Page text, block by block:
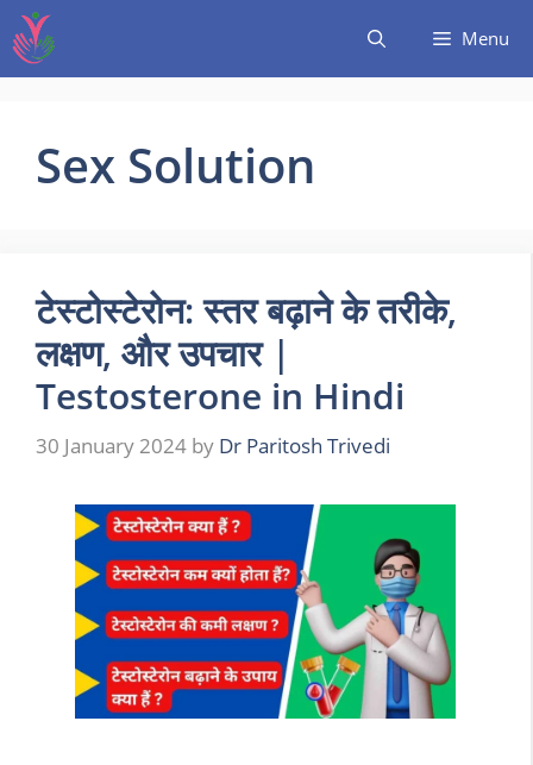
Menu
Sex Solution
टेस्टोस्टेरोन: स्तर बढ़ाने के तरीके,
लक्षण, और उपचार |
Testosterone in Hindi
30 January 2024 by Dr Paritosh Trivedi